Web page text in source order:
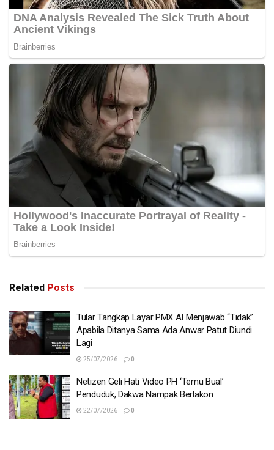
Related Posts
Tular Tangkap Layar PMX AI Menjawab “Tidak”
Apabila Ditanya Sama Ada Anwar Patut Diundi
Lagi
25/07/2026 0
Netizen Geli Hati Video PH ‘Temu Bual’
Penduduk, Dakwa Nampak Berlakon
22/07/2026 0